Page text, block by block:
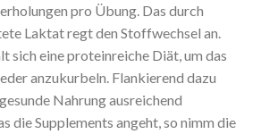
pro Übung. Das durch
Laktat regt den Stoffwechsel an.
sich eine proteinreiche Diät, um das
anzukurbeln. Flankierend dazu
Nahrung ausreichend
die Supplements angeht, so nimm die